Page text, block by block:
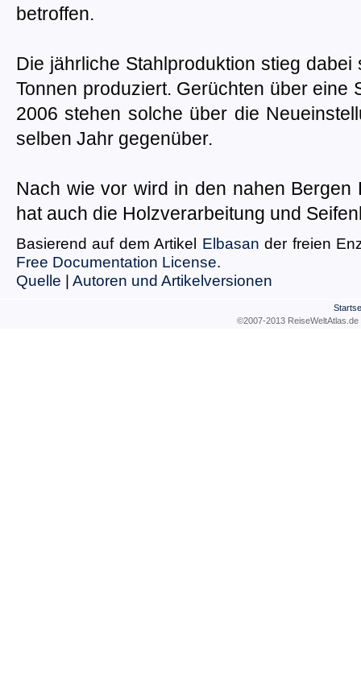
betroffen.
Die jährliche Stahlproduktion stieg
Tonnen produziert. Gerüchten über eine
2006 stehen solche über die
selben Jahr gegenüber.
Nach wie vor wird in den nahen Bergen
hat auch die Holzverarbeitung und
Basierend auf dem Artikel Elbasan der freien
Free Documentation License.
Quelle | Autoren und Artikelversionen
©2007-2013